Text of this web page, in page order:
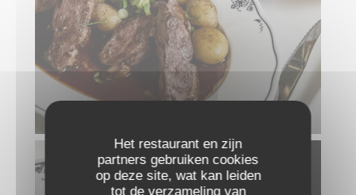
Het restaurant en zijn
partners gebruiken cookies
op deze site, wat kan leiden
tot de verzameling van